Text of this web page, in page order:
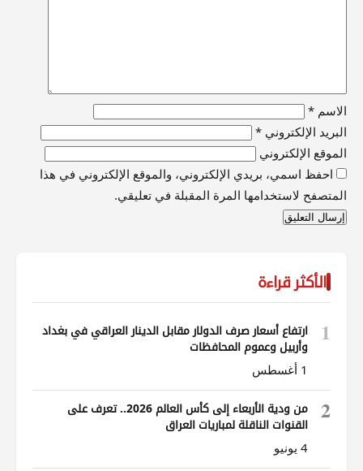
الاسم *
البريد الإلكتروني *
الموقع الإلكتروني
احفظ اسمي، بريدي الإلكتروني، والموقع الإلكتروني في هذا
المتصفح لاستخدامها المرة المقبلة في تعليقي.
الأكثر قراءة
1
ارتفاع أسعار صرف الدولار مقابل الدينار العراقي في بغداد
وأربيل وعموم المحافظات
1 أغسطس
2
من ودية الأربعاء إلى كأس العالم 2026.. تعرف على
القنوات الناقلة لمباريات العراق
4 يونيو